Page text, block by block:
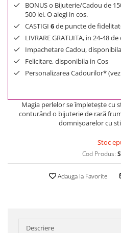
BONUS o Bijuterie/Cadou de
500 lei. O alegi in cos.
CASTIGI 6de puncte de
LIVRARE GRATUITA, in 24-48
Impachetare Cadou,
Felicitare, disponibila in Cos
Personalizarea Cadourilor*
Magia perlelor se împleteşte cu
conturând o bijuterie de rară
domnişoarelor cu
Stoc
Cod Produs:
Adauga la Favorite
Descriere